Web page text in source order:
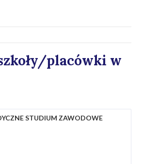
placówki w
STUDIUM ZAWODOWE